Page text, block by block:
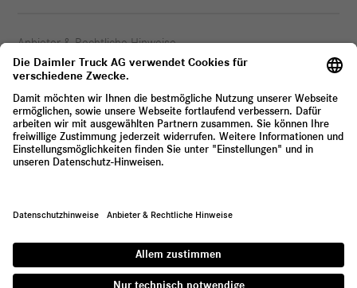
Anbieter & Rechtliche Hinweise
Datenschutz